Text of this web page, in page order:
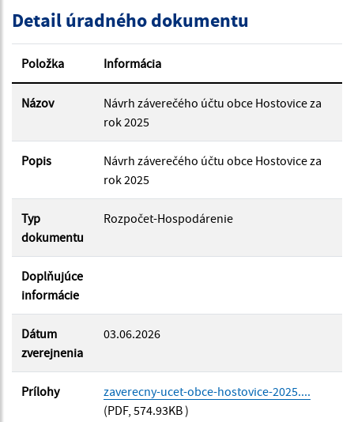
Dátum zverejnenia od:
Dátum zverejnenia do:
Filtrovať Reset
Detail úradného dokumentu
Položka Informácia
Názov
Návrh záverečého účtu obce Hostovice za
rok 2025
Popis
Návrh záverečého účtu obce Hostovice za
rok 2025
Typ
dokumentu
Rozpočet-Hospodárenie
Doplňujúce
informácie
Dátum
zverejnenia
03.06.2026
Prílohy
zaverecny-ucet-obce-hostovice-2025....
(PDF, 574.93KB )